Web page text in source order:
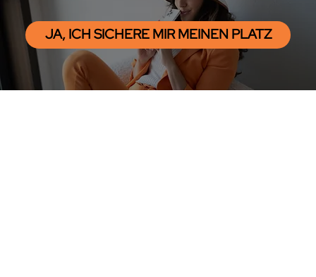
JA, ICH SICHERE MIR MEINEN PLATZ